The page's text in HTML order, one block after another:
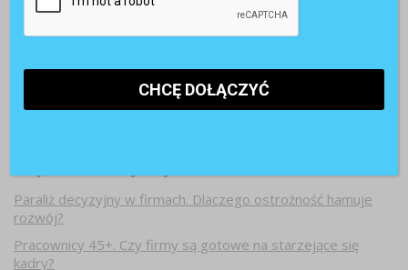
Paraliż decyzyjny w firmach. Dlaczego ostrożność hamuje
rozwój?
Pracownicy 45+. Czy firmy są gotowe na starzejące się
kadry?